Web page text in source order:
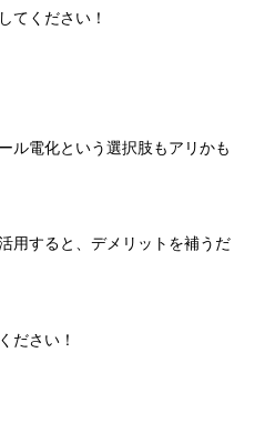
てください！
ル電化という選択肢もアリかも
用すると、デメリットを補うだ
ださい！